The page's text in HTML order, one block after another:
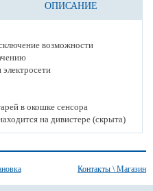
ОПИСАНИЕ
возможности
в окошке сенсора
на дивистере (скрыта)
Контакты \ Магазин